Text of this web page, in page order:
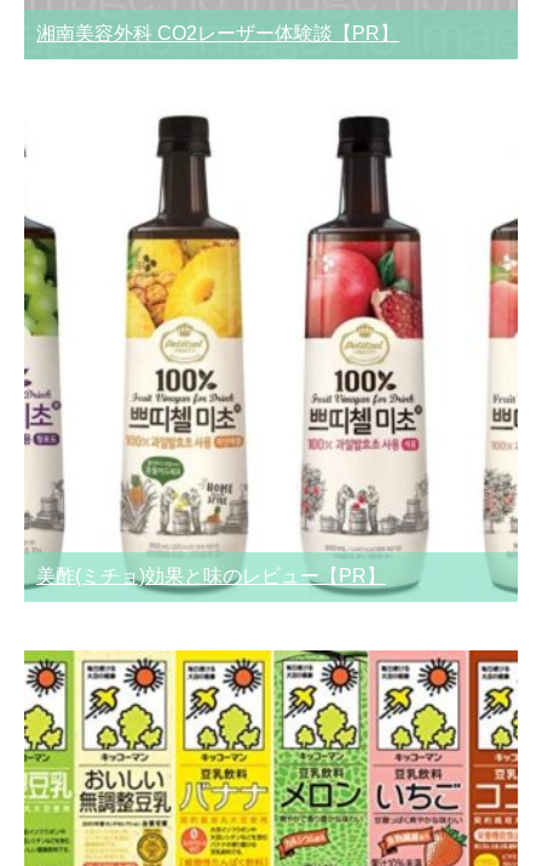
湘南美容外科 CO2レーザー体験談【PR】
美酢(ミチョ)効果と味のレビュー【PR】